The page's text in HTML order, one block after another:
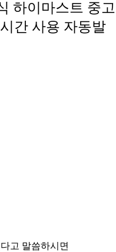
하이마스트 중고
간 사용 자동발
고 말씀하시면